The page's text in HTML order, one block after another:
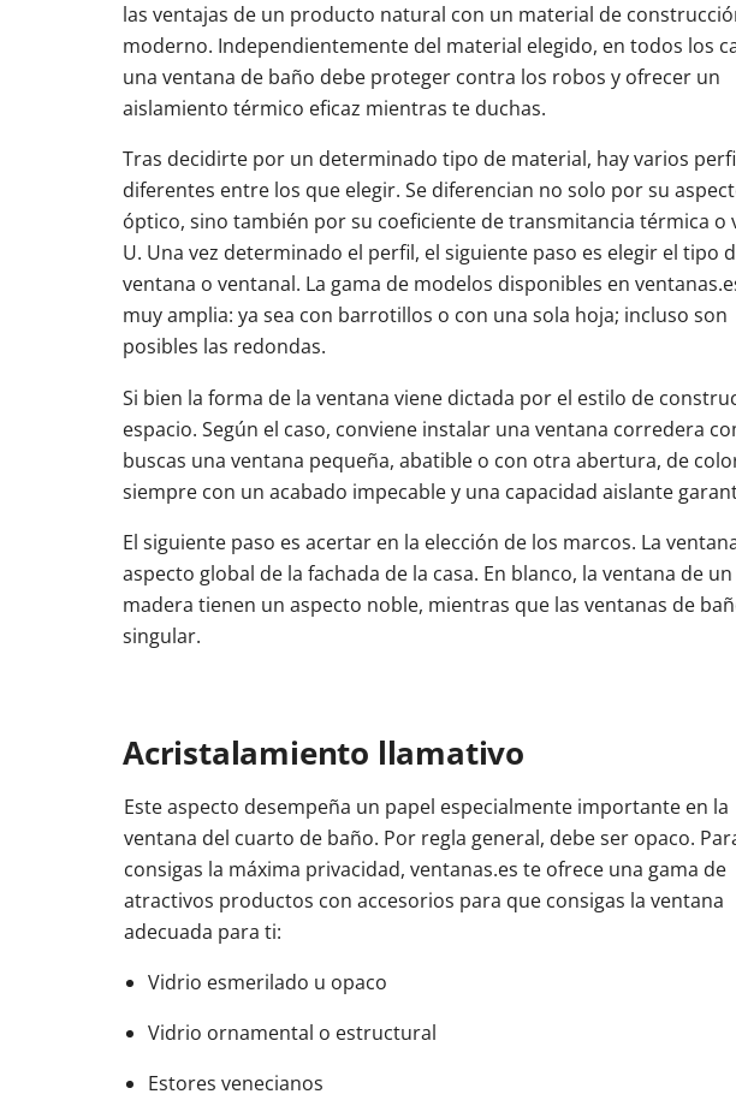
las ventajas de un producto natural con un material de
moderno. Independientemente del material elegido, en todos los
una ventana de baño debe proteger contra los robos y ofrecer un
aislamiento térmico eficaz mientras te duchas.
Tras decidirte por un determinado tipo de material, hay varios
diferentes entre los que elegir. Se diferencian no solo por su
óptico, sino también por su coeficiente de transmitancia térmica o
U. Una vez determinado el perfil, el siguiente paso es elegir el tipo
ventana o ventanal. La gama de modelos disponibles en
muy amplia: ya sea con barrotillos o con una sola hoja; incluso son
posibles las redondas.
Si bien la forma de la ventana viene dictada por el estilo de
espacio. Según el caso, conviene instalar una ventana corredera
buscas una ventana pequeña, abatible o con otra abertura, de
siempre con un acabado impecable y una capacidad aislante
El siguiente paso es acertar en la elección de los marcos. La
aspecto global de la fachada de la casa. En blanco, la ventana de
madera tienen un aspecto noble, mientras que las ventanas de
singular.
Acristalamiento llamativo
Este aspecto desempeña un papel especialmente importante en la
ventana del cuarto de baño. Por regla general, debe ser opaco.
consigas la máxima privacidad, ventanas.es te ofrece una gama de
atractivos productos con accesorios para que consigas la ventana
adecuada para ti:
Vidrio esmerilado u opaco
Vidrio ornamental o estructural
Estores venecianos